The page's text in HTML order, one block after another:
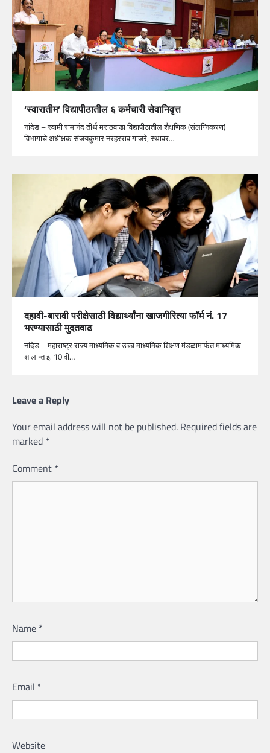
‘स्वारातीम’ विद्यापीठातील ६ कर्मचारी सेवानिवृत्त
नांदेड – स्वामी रामानंद तीर्थ मराठवाडा विद्यापीठातील शैक्षणिक (संलग्निकरण)
विभागाचे अधीक्षक संजयकुमार नरहरराव गाजरे, स्थावर…
दहावी-बारावी परीक्षेसाठी विद्यार्थ्यांना खाजगीरित्या फॉर्म नं. 17
भरण्यासाठी मुदतवाढ
नांदेड – महाराष्ट्र राज्य माध्यमिक व उच्च माध्यमिक शिक्षण मंडळामार्फत माध्यमिक
शालान्त इ. 10 वी…
Leave a Reply
Your email address will not be published. Required fields are
marked *
Comment *
Name *
Email *
Website